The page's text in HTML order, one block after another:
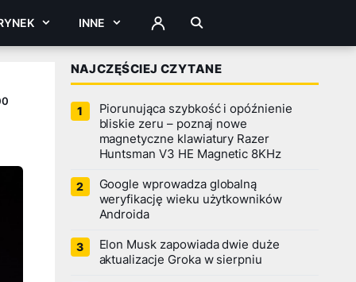
INNE ZALOGUJ
NAJCZĘŚCIEJ CZYTANE
Piorunująca szybkość i opóźnienie
bliskie zeru – poznaj nowe
magnetyczne klawiatury Razer
Huntsman V3 HE Magnetic 8KHz
Google wprowadza globalną
weryfikację wieku użytkowników
Androida
Elon Musk zapowiada dwie duże
aktualizacje Groka w sierpniu